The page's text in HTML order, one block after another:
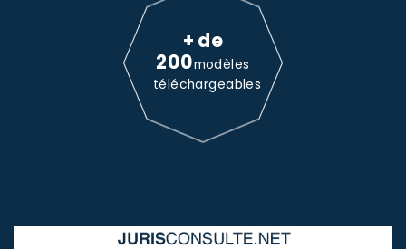
+ de
200modèles
téléchargeables